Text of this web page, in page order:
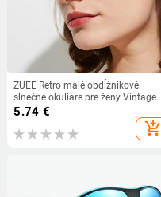
ZUEE Retro malé obdĺžnikové
slnečné okuliare pre ženy Vintage
značkové dizajnérske štvorcové
slnečné okuliare tienidlá pre ženy
UV400 jednoduchý dizajn
5.74 €
add_shopping_cart